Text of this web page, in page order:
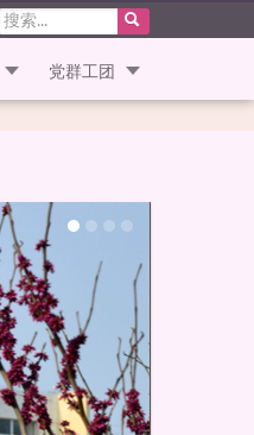
党群工团